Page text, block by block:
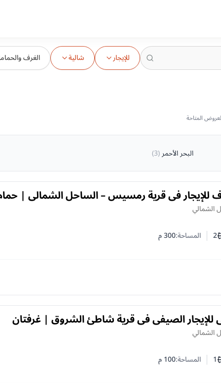
للإيجار شالية الغرف
البحر الأحمر(
3
)
3 غرف للإيجار في قرية رمسيس – الساحل الشمالي |
خاصة
الشمالي
النوم
الحمامات2 المساحة:300م
للإيجار الصيفي في قرية شاطئ الشروق | غرفتان
الشمالي
النوم
الحمامات1 المساحة:100م